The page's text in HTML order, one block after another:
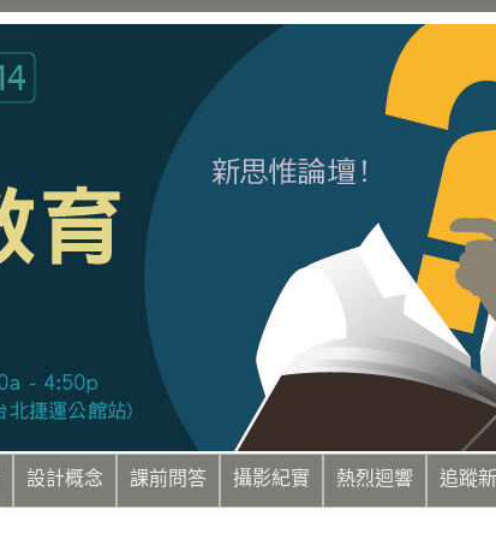
設計概念 課前問答 攝影紀實 熱烈迴響 追蹤